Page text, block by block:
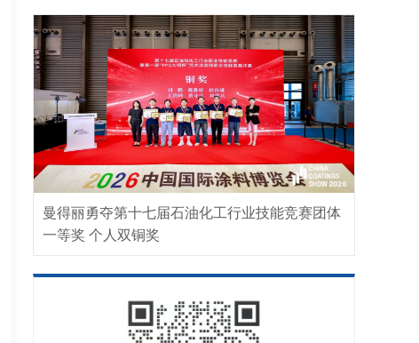
曼得丽勇夺第十七届石油化工行业技能竞赛团体
一等奖 个人双铜奖